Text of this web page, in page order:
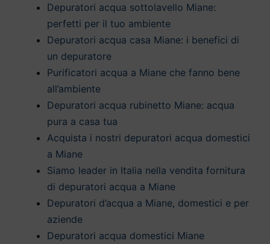
Depuratori acqua sottolavello Miane:
perfetti per il tuo ambiente
Depuratori acqua casa Miane: i benefici di
un depuratore
Purificatori acqua a Miane che fanno bene
all’ambiente
Depuratori acqua rubinetto Miane: acqua
pura a casa tua
Acquista i nostri depuratori acqua domestici
a Miane
Siamo leader in Italia nella vendita fornitura
di depuratori acqua a Miane
Depuratori d’acqua a Miane, domestici e per
aziende
Depuratori acqua domestici Miane